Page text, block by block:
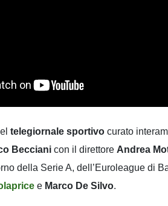
telegiornale sportivo curato
Becciani con il direttore Andrea
della Serie A, dell’Euroleague di
e Marco De Silvo.